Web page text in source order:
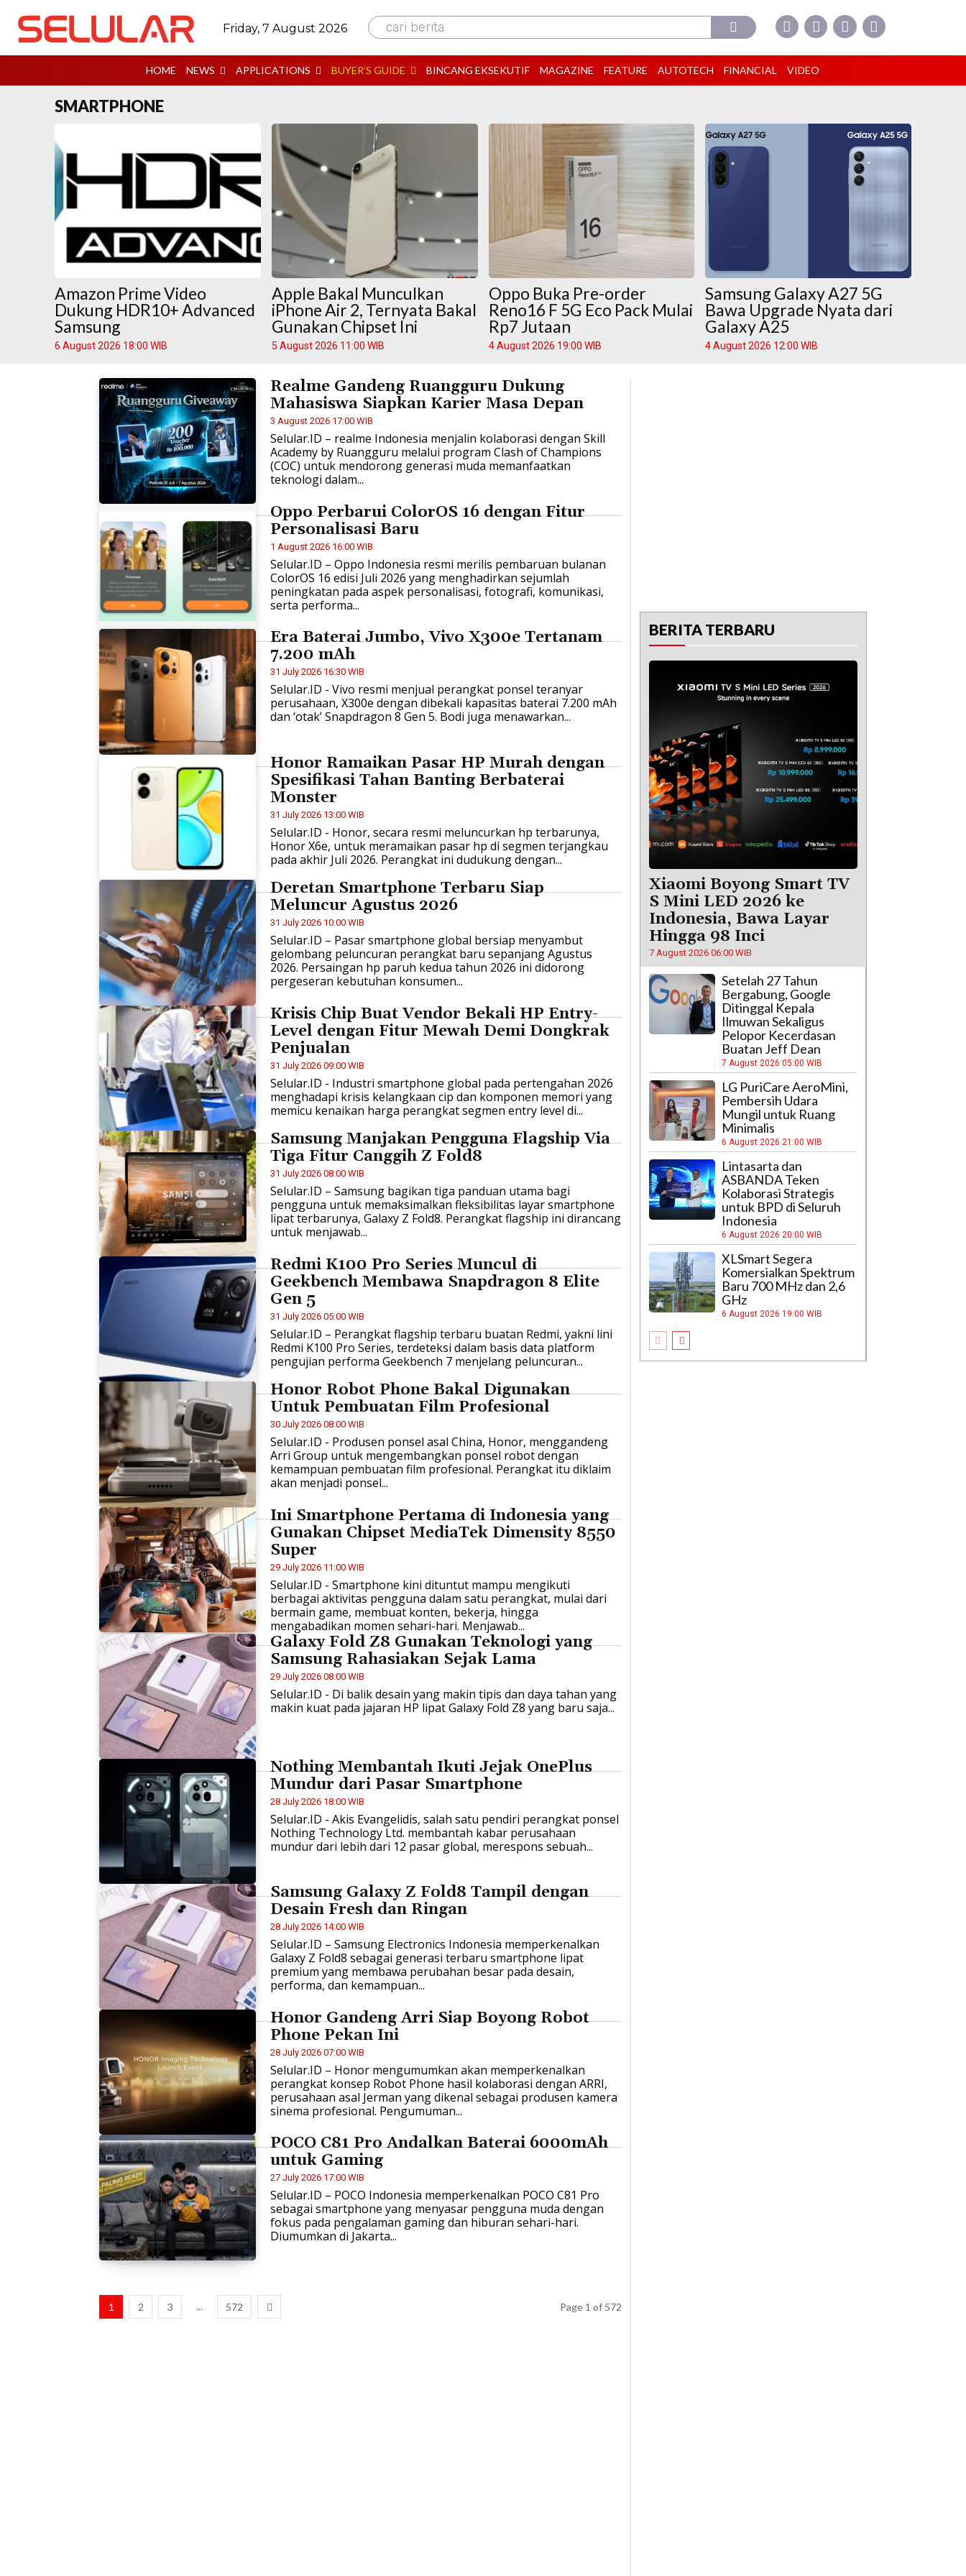
Friday, 7 August 2026 cari berita
HOME NEWS APPLICATIONS BUYER’S GUIDE BINCANG EKSEKUTIF MAGAZINE FEATURE AUTOTECH FINANCIAL VIDEO
SMARTPHONE
Amazon Prime Video
Dukung HDR10+ Advanced
Samsung
6 August 2026 18:00 WIB
Apple Bakal Munculkan
iPhone Air 2, Ternyata Bakal
Gunakan Chipset Ini
5 August 2026 11:00 WIB
Oppo Buka Pre-order
Reno16 F 5G Eco Pack Mulai
Rp7 Jutaan
4 August 2026 19:00 WIB
Samsung Galaxy A27 5G
Bawa Upgrade Nyata dari
Galaxy A25
4 August 2026 12:00 WIB
Realme Gandeng Ruangguru Dukung
Mahasiswa Siapkan Karier Masa Depan
3 August 2026 17:00 WIB
Selular.ID – realme Indonesia menjalin kolaborasi dengan Skill
Academy by Ruangguru melalui program Clash of Champions
(COC) untuk mendorong generasi muda memanfaatkan
teknologi dalam...
Oppo Perbarui ColorOS 16 dengan Fitur
Personalisasi Baru
1 August 2026 16:00 WIB
Selular.ID – Oppo Indonesia resmi merilis pembaruan bulanan
ColorOS 16 edisi Juli 2026 yang menghadirkan sejumlah
peningkatan pada aspek personalisasi, fotografi, komunikasi,
serta performa...
Era Baterai Jumbo, Vivo X300e Tertanam
7.200 mAh
31 July 2026 16:30 WIB
Selular.ID - Vivo resmi menjual perangkat ponsel teranyar
perusahaan, X300e dengan dibekali kapasitas baterai 7.200 mAh
dan ‘otak’ Snapdragon 8 Gen 5. Bodi juga menawarkan...
Honor Ramaikan Pasar HP Murah dengan
Spesifikasi Tahan Banting Berbaterai
Monster
31 July 2026 13:00 WIB
Selular.ID - Honor, secara resmi meluncurkan hp terbarunya,
Honor X6e, untuk meramaikan pasar hp di segmen terjangkau
pada akhir Juli 2026. Perangkat ini dudukung dengan...
Deretan Smartphone Terbaru Siap
Meluncur Agustus 2026
31 July 2026 10:00 WIB
Selular.ID – Pasar smartphone global bersiap menyambut
gelombang peluncuran perangkat baru sepanjang Agustus
2026. Persaingan hp paruh kedua tahun 2026 ini didorong
pergeseran kebutuhan konsumen...
Krisis Chip Buat Vendor Bekali HP Entry-
Level dengan Fitur Mewah Demi Dongkrak
Penjualan
31 July 2026 09:00 WIB
Selular.ID - Industri smartphone global pada pertengahan 2026
menghadapi krisis kelangkaan cip dan komponen memori yang
memicu kenaikan harga perangkat segmen entry level di...
Samsung Manjakan Pengguna Flagship Via
Tiga Fitur Canggih Z Fold8
31 July 2026 08:00 WIB
Selular.ID – Samsung bagikan tiga panduan utama bagi
pengguna untuk memaksimalkan fleksibilitas layar smartphone
lipat terbarunya, Galaxy Z Fold8. Perangkat flagship ini dirancang
untuk menjawab...
Redmi K100 Pro Series Muncul di
Geekbench Membawa Snapdragon 8 Elite
Gen 5
31 July 2026 05:00 WIB
Selular.ID – Perangkat flagship terbaru buatan Redmi, yakni lini
Redmi K100 Pro Series, terdeteksi dalam basis data platform
pengujian performa Geekbench 7 menjelang peluncuran...
Honor Robot Phone Bakal Digunakan
Untuk Pembuatan Film Profesional
30 July 2026 08:00 WIB
Selular.ID - Produsen ponsel asal China, Honor, menggandeng
Arri Group untuk mengembangkan ponsel robot dengan
kemampuan pembuatan film profesional. Perangkat itu diklaim
akan menjadi ponsel...
Ini Smartphone Pertama di Indonesia yang
Gunakan Chipset MediaTek Dimensity 8550
Super
29 July 2026 11:00 WIB
Selular.ID - Smartphone kini dituntut mampu mengikuti
berbagai aktivitas pengguna dalam satu perangkat, mulai dari
bermain game, membuat konten, bekerja, hingga
mengabadikan momen sehari-hari. Menjawab...
Galaxy Fold Z8 Gunakan Teknologi yang
Samsung Rahasiakan Sejak Lama
29 July 2026 08:00 WIB
Selular.ID - Di balik desain yang makin tipis dan daya tahan yang
makin kuat pada jajaran HP lipat Galaxy Fold Z8 yang baru saja...
Nothing Membantah Ikuti Jejak OnePlus
Mundur dari Pasar Smartphone
28 July 2026 18:00 WIB
Selular.ID - Akis Evangelidis, salah satu pendiri perangkat ponsel
Nothing Technology Ltd. membantah kabar perusahaan
mundur dari lebih dari 12 pasar global, merespons sebuah...
Samsung Galaxy Z Fold8 Tampil dengan
Desain Fresh dan Ringan
28 July 2026 14:00 WIB
Selular.ID – Samsung Electronics Indonesia memperkenalkan
Galaxy Z Fold8 sebagai generasi terbaru smartphone lipat
premium yang membawa perubahan besar pada desain,
performa, dan kemampuan...
Honor Gandeng Arri Siap Boyong Robot
Phone Pekan Ini
28 July 2026 07:00 WIB
Selular.ID – Honor mengumumkan akan memperkenalkan
perangkat konsep Robot Phone hasil kolaborasi dengan ARRI,
perusahaan asal Jerman yang dikenal sebagai produsen kamera
sinema profesional. Pengumuman...
POCO C81 Pro Andalkan Baterai 6000mAh
untuk Gaming
27 July 2026 17:00 WIB
Selular.ID – POCO Indonesia memperkenalkan POCO C81 Pro
sebagai smartphone yang menyasar pengguna muda dengan
fokus pada pengalaman gaming dan hiburan sehari-hari.
Diumumkan di Jakarta...
1 2 3 ... 572 Page 1 of 572
BERITA TERBARU
Xiaomi Boyong Smart TV
S Mini LED 2026 ke
Indonesia, Bawa Layar
Hingga 98 Inci
7 August 2026 06:00 WIB
Setelah 27 Tahun
Bergabung, Google
Ditinggal Kepala
Ilmuwan Sekaligus
Pelopor Kecerdasan
Buatan Jeff Dean
7 August 2026 05:00 WIB
LG PuriCare AeroMini,
Pembersih Udara
Mungil untuk Ruang
Minimalis
6 August 2026 21:00 WIB
Lintasarta dan
ASBANDA Teken
Kolaborasi Strategis
untuk BPD di Seluruh
Indonesia
6 August 2026 20:00 WIB
XLSmart Segera
Komersialkan Spektrum
Baru 700 MHz dan 2,6
GHz
6 August 2026 19:00 WIB